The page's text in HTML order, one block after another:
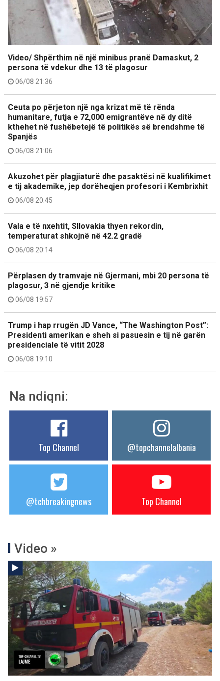
Video/ Shpërthim në një minibus pranë Damaskut, 2
persona të vdekur dhe 13 të plagosur
06/08 21:36
Ceuta po përjeton një nga krizat më të rënda
humanitare, futja e 72,000 emigrantëve në dy ditë
kthehet në fushëbetejë të politikës së brendshme të
Spanjës
06/08 21:06
Akuzohet për plagjiaturë dhe pasaktësi në kualifikimet
e tij akademike, jep dorëheqjen profesori i Kembrixhit
06/08 20:45
Vala e të nxehtit, Sllovakia thyen rekordin,
temperaturat shkojnë në 42.2 gradë
06/08 20:14
Përplasen dy tramvaje në Gjermani, mbi 20 persona të
plagosur, 3 në gjendje kritike
06/08 19:57
Trump i hap rrugën JD Vance, “The Washington Post”:
Presidenti amerikan e sheh si pasuesin e tij në garën
presidenciale të vitit 2028
06/08 19:10
Na ndiqni:
Top Channel @topchannelalbania
@tchbreakingnews Top Channel
Video »